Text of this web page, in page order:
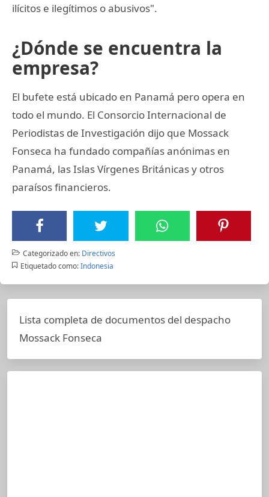
ilícitos e ilegítimos o abusivos".
¿Dónde se encuentra la
empresa?
El bufete está ubicado en Panamá pero opera en
todo el mundo. El Consorcio Internacional de
Periodistas de Investigación dijo que Mossack
Fonseca ha fundado compañías anónimas en
Panamá, las Islas Vírgenes Británicas y otros
paraísos financieros.
Categorizado en: Directivos
Etiquetado como: Indonesia
Lista completa de documentos del despacho
Mossack Fonseca